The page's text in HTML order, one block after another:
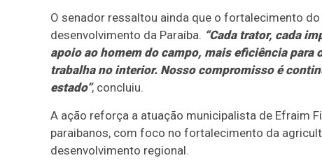
O senador ressaltou ainda que o fortalecimento
desenvolvimento da Paraíba. “Cada trator, cada
apoio ao homem do campo, mais eficiência
trabalha no interior. Nosso compromisso é
estado”, concluiu.
A ação reforça a atuação municipalista de Efraim
paraibanos, com foco no fortalecimento da
desenvolvimento regional.